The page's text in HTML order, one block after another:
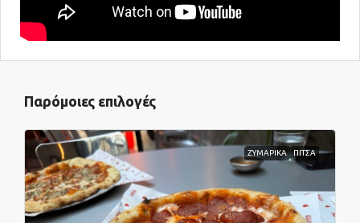
Παρόμοιες επιλογές
ΖΥΜΑΡΙΚΑ ΠΙΤΣΑ